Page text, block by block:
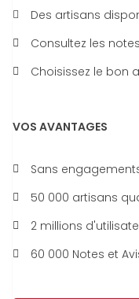
Des artisans
Consultez les
Choisissez le bon
VOS AVANTAGES
Sans
50 000 artisans
2 millions
60 000 Notes et